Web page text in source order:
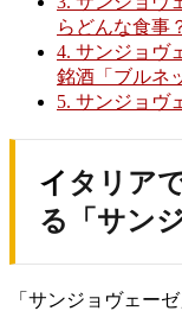
らどんな食事
4. サンジョヴ
銘酒「ブルネ
5. サンジョヴ
イタリアで最も多く栽培されてい
る「サン
「サンジョヴェー